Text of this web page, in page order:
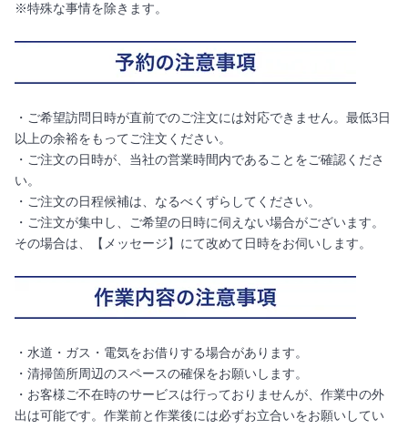
※特殊な事情を除きます。
・ご希望訪問日時が直前でのご注文には対応できません。最低3日
以上の余裕をもってご注文ください。
・ご注文の日時が、当社の営業時間内であることをご確認くださ
い。
・ご注文の日程候補は、なるべくずらしてください。
・ご注文が集中し、ご希望の日時に伺えない場合がございます。
その場合は、【メッセージ】にて改めて日時をお伺いします。
・水道・ガス・電気をお借りする場合があります。
・清掃箇所周辺のスペースの確保をお願いします。
・お客様ご不在時のサービスは行っておりませんが、作業中の外
出は可能です。作業前と作業後には必ずお立合いをお願いしてい